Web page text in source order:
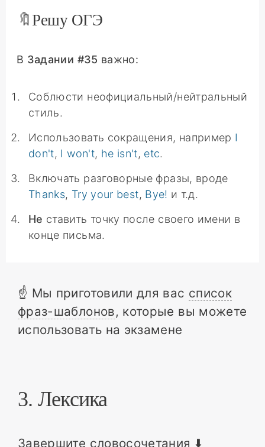
🔖Решу ОГЭ
В Задании #35 важно:
Соблюсти неофициальный/нейтральный
стиль.
Использовать сокращения, например I
don't, I won't, he isn't, etc.
Включать разговорные фразы, вроде
Thanks, Try your best, Bye! и т.д.
Не ставить точку после своего имени в
конце письма.
☝️ Мы приготовили для вас список
фраз-шаблонов, которые вы можете
использовать на экзамене
3. Лексика
Завершите словосочетания ⬇️